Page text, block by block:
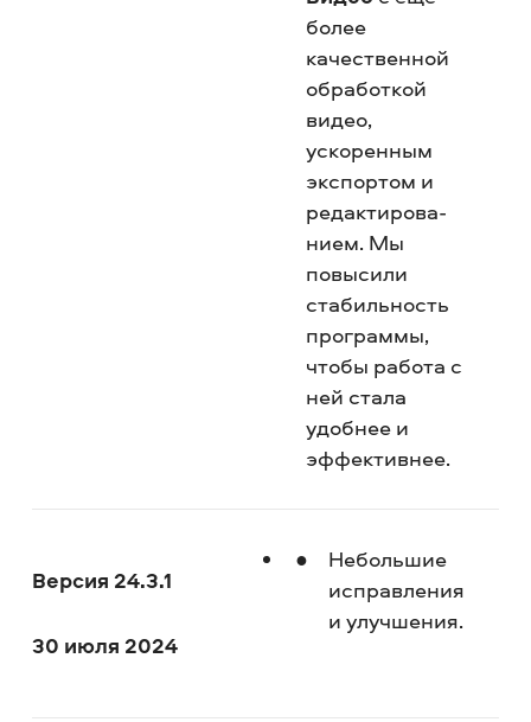
более
качественной
обработкой
видео,
ускоренным
экспортом и
редактирова­
нием. Мы
повысили
стабильность
программы,
чтобы работа с
ней стала
удобнее и
эффективнее.
Версия 24.3.1
30 июля 2024
Небольшие
исправления
и улучшения.